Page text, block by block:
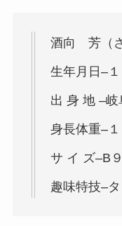
酒向 芳（
生年月日–
出 身 地 –岐
身長体重–
サ イ ズ–B
趣味特技–